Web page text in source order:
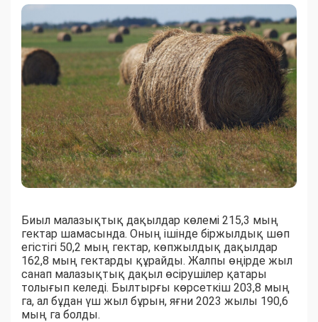
Биыл малазықтық дақылдар көлемі 215,3 мың
гектар шамасында. Оның ішінде біржылдық шөп
егістігі 50,2 мың гектар, көпжылдық дақылдар
162,8 мың гектарды құрайды. Жалпы өңірде жыл
санап малазықтық дақыл өсірушілер қатары
толығып келеді. Былтырғы көрсеткіш 203,8 мың
га, ал бұдан үш жыл бұрын, яғни 2023 жылы 190,6
мың га болды.